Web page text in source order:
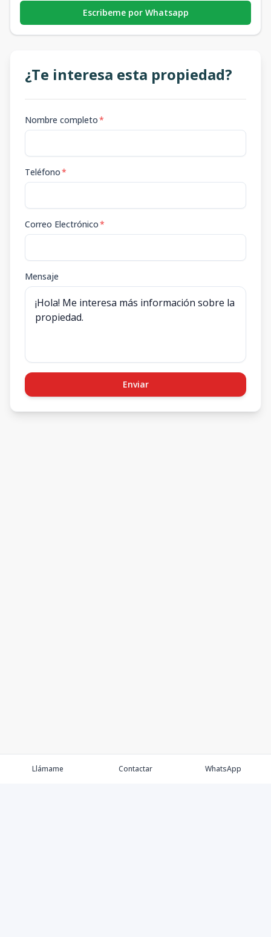
Escribeme por Whatsapp
¿Te interesa esta propiedad?
Nombre completo*
Teléfono*
Correo Electrónico*
Mensaje
Enviar
Llámame Contactar WhatsApp